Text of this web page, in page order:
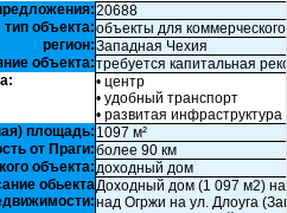
20688
тип объекта:объекты для
регион:Западная Чехия
объекта:требуется капитальная
• центр
• удобный транспорт
• развитая инфраструктура
площадь: 1097 м²
от Праги:более 90 км
объекта:доходный дом
обьектаДоходный дом (1 097 м2) на
над Огржи на ул. Длоуга